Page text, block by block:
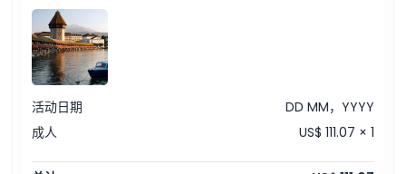
活动日期
DD MM，YYYY
成人
US$ 111.07 × 1